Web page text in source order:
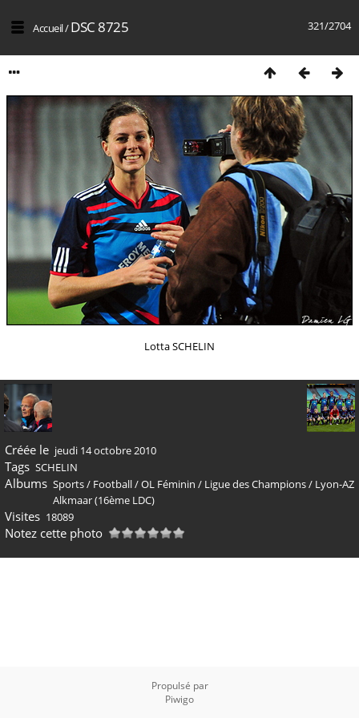
321/2704
Accueil/DSC 8725
Lotta SCHELIN
Créée le jeudi 14 octobre 2010
Tags SCHELIN
Albums Sports/ Football/OL Féminin / Ligue des Champions/ Lyon-AZ
Alkmaar (16ème LDC)
Visites 18089
Notez cette photo
Propulsé par
Piwigo